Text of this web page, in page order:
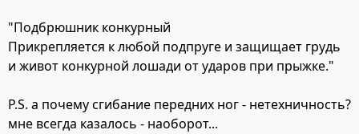
"Подбрюшник конкурный
Прикрепляется к любой подпруге и защищает грудь
и живот конкурной лошади от ударов при прыжке."
P.S. а почему сгибание передних ног - нетехничность?
мне всегда казалось - наоборот...